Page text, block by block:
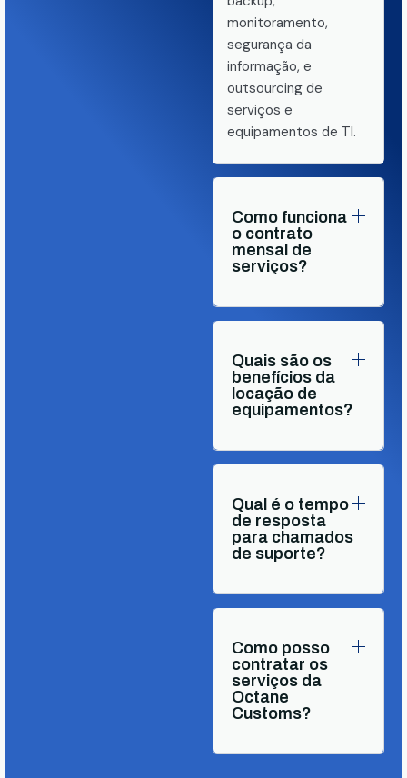
monitoramento,
segurança da
informação, e
outsourcing de
serviços e
equipamentos de TI.
Como funciona
o contrato
mensal de
serviços?
Quais são os
benefícios da
locação de
equipamentos?
Qual é o tempo
de resposta
para chamados
de suporte?
Como posso
contratar os
serviços da
Octane
Customs?